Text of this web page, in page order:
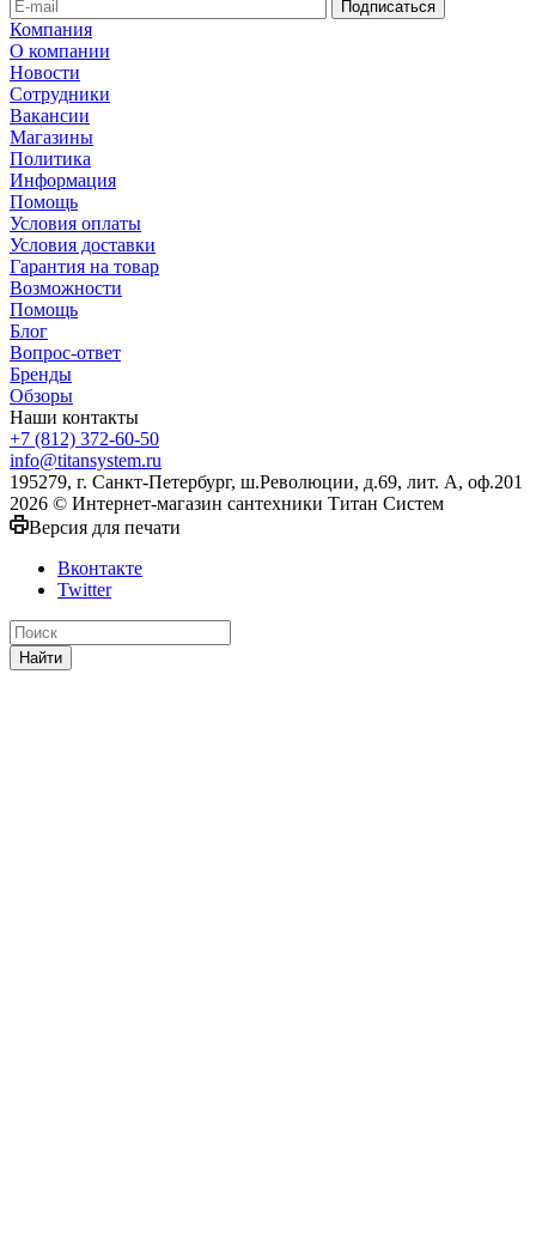
Компания
О компании
Новости
Сотрудники
Вакансии
Магазины
Политика
Информация
Помощь
Условия оплаты
Условия доставки
Гарантия на товар
Возможности
Помощь
Блог
Вопрос-ответ
Бренды
Обзоры
Наши контакты
+7 (812) 372-60-50
info@titansystem.ru
195279, г. Санкт-Петербург, ш.Революции, д.69, лит. А, оф.201
2026 © Интернет-магазин сантехники Титан Систем
Версия для печати
Вконтакте
Twitter
Найти